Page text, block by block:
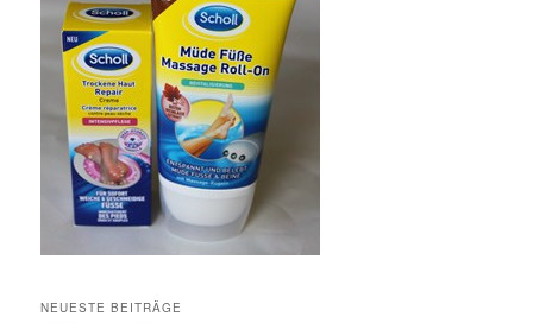
NEUESTE BEITRÄGE